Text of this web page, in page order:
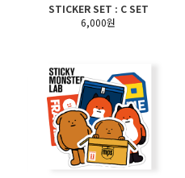
STICKER SET : C SET
6,000원